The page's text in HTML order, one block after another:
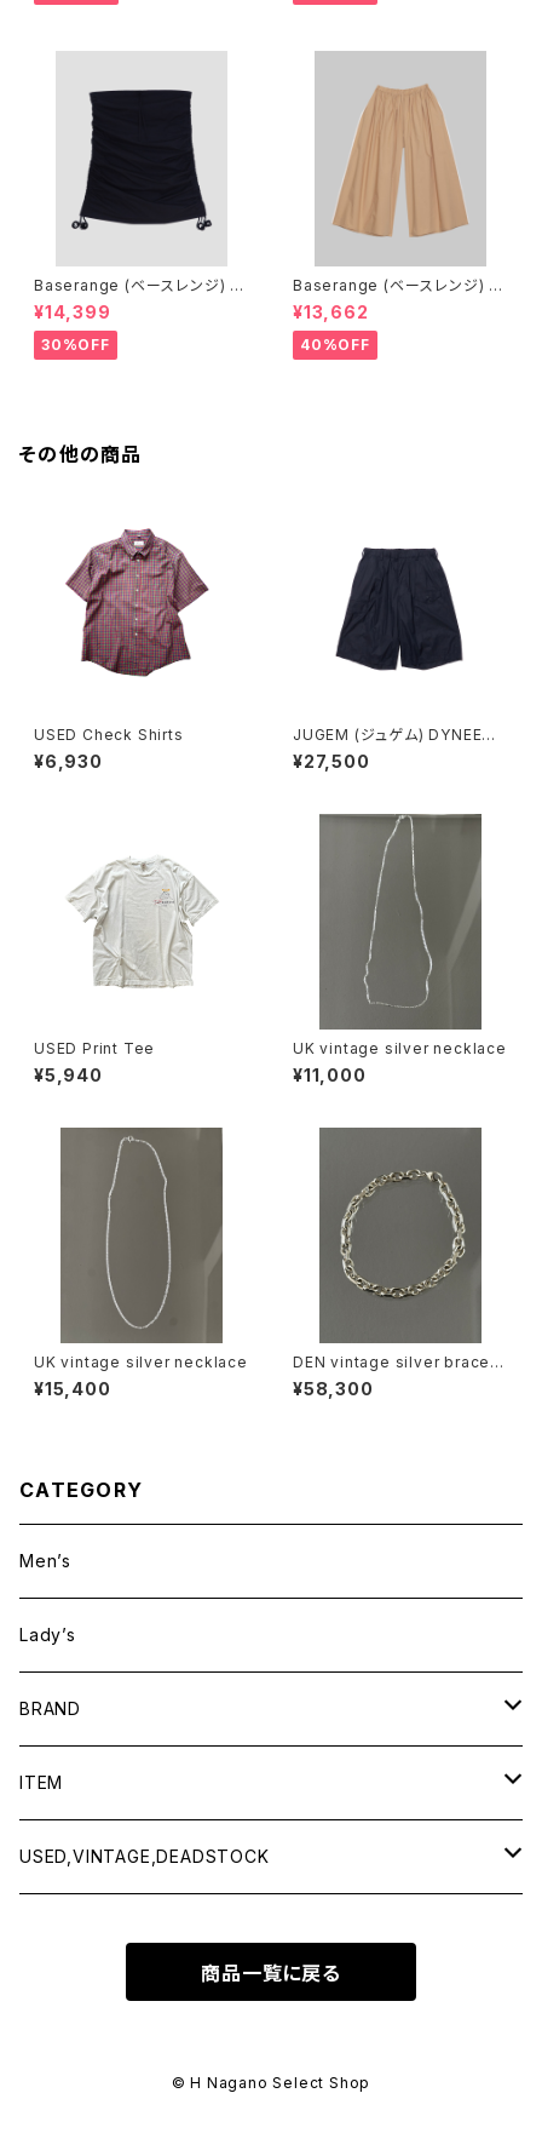
Baserange (ベースレンジ) PI
CTORIAL SKIRT (BLACK)
¥14,399
30%OFF
Baserange (ベースレンジ) C
ABLE PANTS (MARBLE BRO
WN)
¥13,662
40%OFF
その他の商品
USED Check Shirts
¥6,930
JUGEM (ジュゲム) DYNEEMA
GURUKHA SHORTS (NAVY)
¥27,500
USED Print Tee
¥5,940
UK vintage silver necklace
¥11,000
UK vintage silver necklace
¥15,400
DEN vintage silver bracele
t
¥58,300
CATEGORY
Men’s
Lady’s
BRAND
BAICYCLON by bagjack
Baserange
ITEM
Men
USED,VINTAGE,DEADSTOCK
商品一覧に戻る
© H Nagano Select Shop